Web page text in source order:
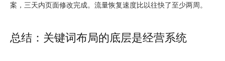
案，三天内页面修改完成。流量恢复速度比以往快了至少两周。
总结：关键词布局的底层是经营系统